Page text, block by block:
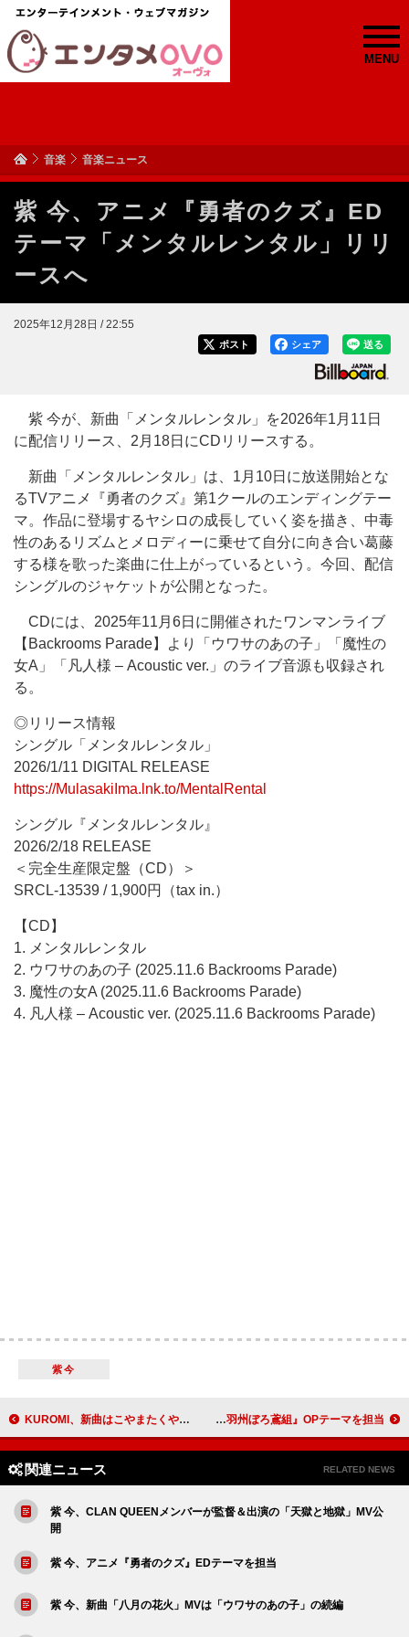
MENU
音楽 音楽ニュース
紫 今、アニメ『勇者のクズ』ED
テーマ「メンタルレンタル」リリ
ースへ
2025年12月28日 / 22:55
送る
シェア
ポスト
紫 今が、新曲「メンタルレンタル」を2026年1月11日
に配信リリース、2月18日にCDリリースする。
新曲「メンタルレンタル」は、1月10日に放送開始とな
るTVアニメ『勇者のクズ』第1クールのエンディングテー
マ。作品に登場するヤシロの成長していく姿を描き、中毒
性のあるリズムとメロディーに乗せて自分に向き合い葛藤
する様を歌った楽曲に仕上がっているという。今回、配信
シングルのジャケットが公開となった。
CDには、2025年11月6日に開催されたワンマンライブ
【Backrooms Parade】より「ウワサのあの子」「魔性の
女A」「凡人様 – Acoustic ver.」のライブ音源も収録され
る。
◎リリース情報
シングル「メンタルレンタル」
2026/1/11 DIGITAL RELEASE
https://MulasakiIma.lnk.to/MentalRental
シングル『メンタルレンタル』
2026/2/18 RELEASE
＜完全生産限定盤（CD）＞
SRCL-13539 / 1,900円（tax in.）
【CD】
1. メンタルレンタル
2. ウワサのあの子 (2025.11.6 Backrooms Parade)
3. 魔性の女A (2025.11.6 Backrooms Parade)
4. 凡人様 – Acoustic ver. (2025.11.6 Backrooms Parade)
紫今
KUROMI、新曲はこやまたくや（ヤバイTシャツ屋さん）作詞・作曲の「love me, love me now」 ポルノグラフィティ、アニメ『火喰鳥 羽州ぼろ鳶組』OPテーマを担当
関連ニュース RELATED NEWS
紫 今、CLAN QUEENメンバーが監督＆出演の「天獄と地獄」MV公
開
紫 今、アニメ『勇者のクズ』EDテーマを担当
紫 今、新曲「八月の花火」MVは「ウワサのあの子」の続編